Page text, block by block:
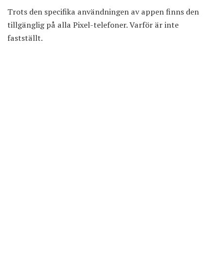
Trots den specifika användningen av appen finns den
tillgänglig på alla Pixel-telefoner. Varför är inte
fastställt.